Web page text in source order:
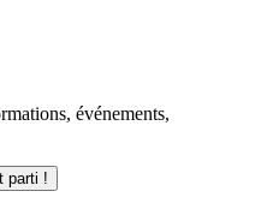
événements,
parti !